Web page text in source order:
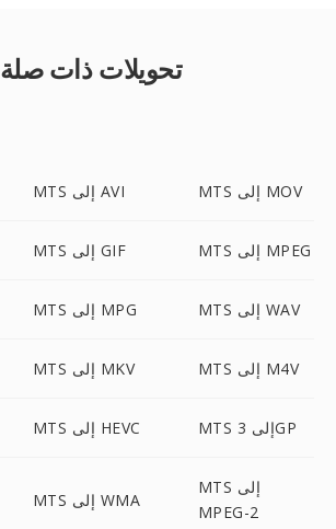
تحويلات ذات صلة
MTS إلى AVI MTS إلى MOV
MTS إلى GIF MTS إلى MPEG
MTS إلى MPG MTS إلى WAV
MTS إلى MKV MTS إلى M4V
MTS إلى HEVC MTS إلى 3GP
MTS إلى WMA
MTS إلى
MPEG-2